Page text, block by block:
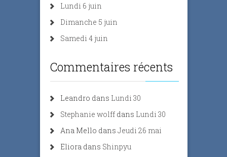
Lundi 6 juin
Dimanche 5 juin
Samedi 4 juin
Commentaires récents
Leandro dans Lundi 30
Stephanie wolff dans Lundi 30
Ana Mello dans Jeudi 26 mai
Eliora dans Shinpyu